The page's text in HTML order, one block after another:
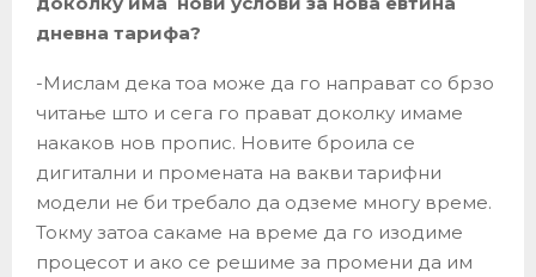
дневна тарифа?
-Мислам дека тоа може да го направат со брзо
читање што и сега го прават доколку имаме
накаков нов пропис. Новите броила се
дигитални и промената на вакви тарифни
модели не би требало да одземе многу време.
Токму затоа сакаме на време да го изодиме
процесот и ако се решиме за промени да им